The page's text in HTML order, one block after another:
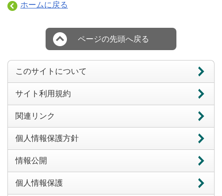
ホームに戻る
ページの先頭へ戻る
このサイトについて
サイト利用規約
関連リンク
個人情報保護方針
情報公開
個人情報保護